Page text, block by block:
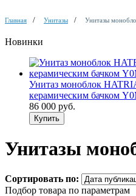
Главная Унитазы Унитазы
Новинки
Унитаз моноблок
керамическим бачком
86 000 руб.
Купить
Унитазы
Сортировать по:
Подбор товара по параметрам